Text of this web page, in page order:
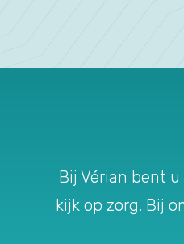
Bij Vérian bent
kijk op zorg. Bij